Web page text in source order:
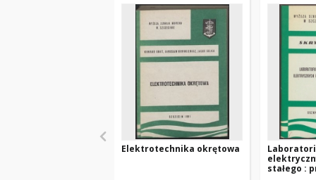
Elektrotechnika okrętowa
stałego :